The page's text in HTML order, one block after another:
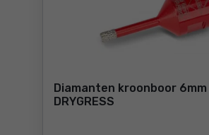
Diamanten kroonboor 6mm
DRYGRESS